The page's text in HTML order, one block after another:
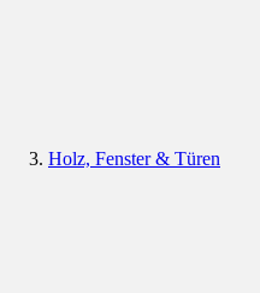
Holz, Fenster & Türen